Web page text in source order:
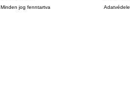
Minden jog fenntartva